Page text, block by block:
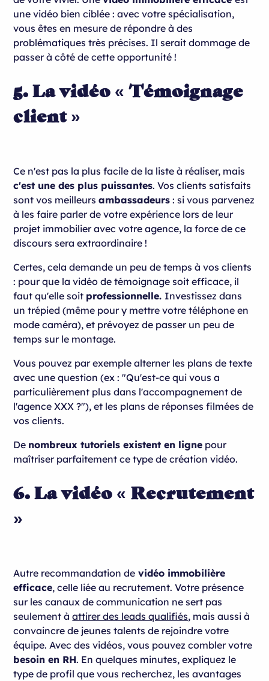
une vidéo bien ciblée : avec votre spécialisation,
vous êtes en mesure de répondre à des
problématiques très précises. Il serait dommage de
passer à côté de cette opportunité !
5. La vidéo « Témoignage
client »
Ce n'est pas la plus facile de la liste à réaliser, mais
c'est une des plus puissantes. Vos clients satisfaits
sont vos meilleursambassadeurs : si vous parvenez
à les faire parler de votre expérience lors de leur
projet immobilier avec votre agence, la force de ce
discours sera extraordinaire !
Certes, cela demande un peu de temps à vos clients
: pour que la vidéo de témoignage soit efficace, il
faut qu'elle soit professionnelle. Investissez dans
un trépied (même pour y mettre votre téléphone en
mode caméra), et prévoyez de passer un peu de
temps sur le montage.
Vous pouvez par exemple alterner les plans de texte
avec une question (ex : "Qu'est-ce qui vous a
particulièrement plus dans l'accompagnement de
l'agence XXX ?"), et les plans de réponses filmées de
vos clients.
De nombreux tutoriels existent en ligne pour
maîtriser parfaitement ce type de création vidéo.
6. La vidéo « Recrutement
»
Autre recommandation de vidéo immobilière
efficace, celle liée au recrutement. Votre présence
sur les canaux de communication ne sert pas
seulement àattirer des leads qualifiés, mais aussi à
convaincre de jeunes talents de rejoindre votre
équipe. Avec des vidéos, vous pouvez combler votre
besoin en RH. En quelques minutes, expliquez le
type de profil que vous recherchez, les avantages